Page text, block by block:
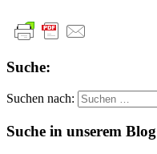
Suche:
Suchen nach:
Suche in unserem Blog